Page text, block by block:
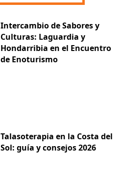
Intercambio de Sabores y
Culturas: Laguardia y
Hondarribia en el Encuentro
de Enoturismo
Talasoterapia en la Costa del
Sol: guía y consejos 2026